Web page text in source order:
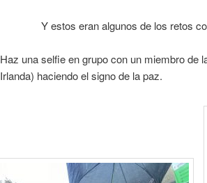
Y estos eran algunos de los retos
Haz una selfie en grupo con un miembro de
Irlanda) haciendo el signo de la paz.